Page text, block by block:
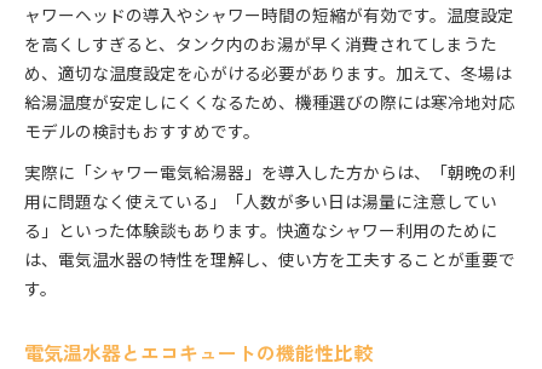
ャワーヘッドの導入やシャワー時間の短縮が有効です。温度設定
を高くしすぎると、タンク内のお湯が早く消費されてしまうた
め、適切な温度設定を心がける必要があります。加えて、冬場は
給湯温度が安定しにくくなるため、機種選びの際には寒冷地対応
モデルの検討もおすすめです。
実際に「シャワー電気給湯器」を導入した方からは、「朝晩の利
用に問題なく使えている」「人数が多い日は湯量に注意してい
る」といった体験談もあります。快適なシャワー利用のために
は、電気温水器の特性を理解し、使い方を工夫することが重要で
す。
電気温水器とエコキュートの機能性比較